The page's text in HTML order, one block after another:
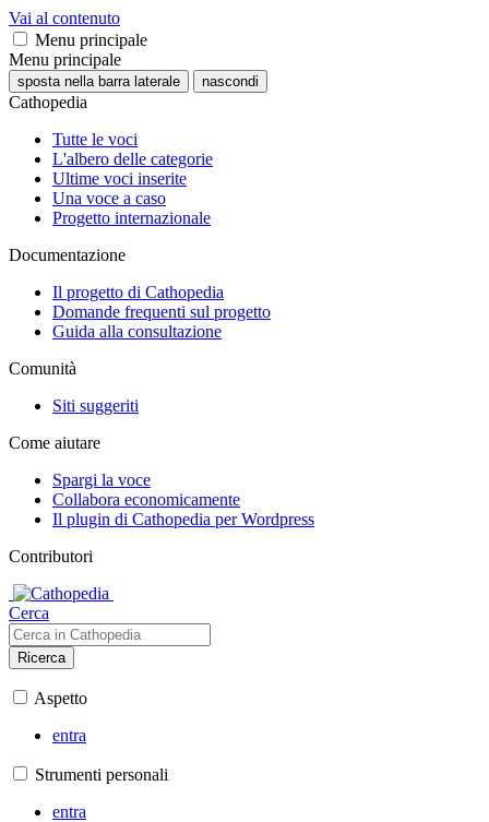
Vai al contenuto
Menu principale
Menu principale
sposta nella barra laterale nascondi
Cathopedia
Tutte le voci
L'albero delle categorie
Ultime voci inserite
Una voce a caso
Progetto internazionale
Documentazione
Il progetto di Cathopedia
Domande frequenti sul progetto
Guida alla consultazione
Comunità
Siti suggeriti
Come aiutare
Spargi la voce
Collabora economicamente
Il plugin di Cathopedia per Wordpress
Contributori
Cerca
Ricerca
Aspetto
entra
Strumenti personali
entra